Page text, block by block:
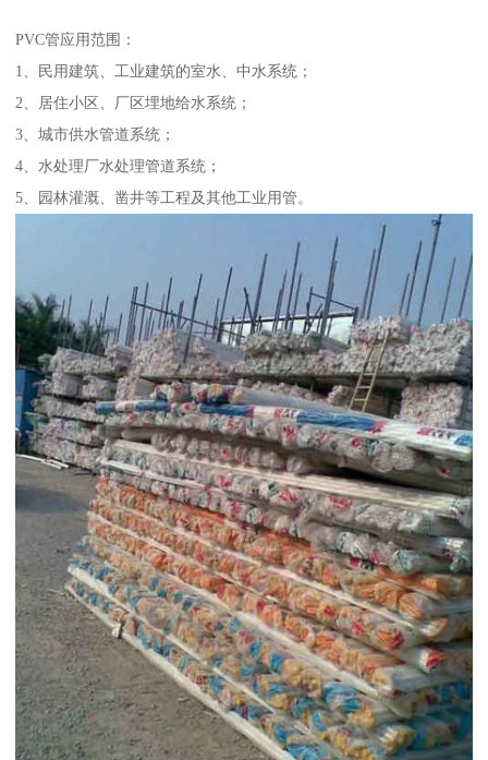
PVC管应用范围：
1、民用建筑、工业建筑的室水、中水系统；
2、居住小区、厂区埋地给水系统；
3、城市供水管道系统；
4、水处理厂水处理管道系统；
5、园林灌溉、凿井等工程及其他工业用管。